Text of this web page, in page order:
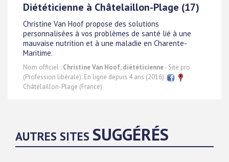
Diététicienne à Châtelaillon-Plage (17)
Christine Van Hoof propose des solutions
personnalisées à vos problèmes de santé lié à une
mauvaise nutrition et à une maladie en Charente-
Maritime.
Nom officiel : Christine Van Hoof, diététicienne- Site pro
(Profession libérale). En ligne depuis 4 ans (2016).
Châtelaillon-Plage (France)
AUTRES SITES SUGGÉRÉS